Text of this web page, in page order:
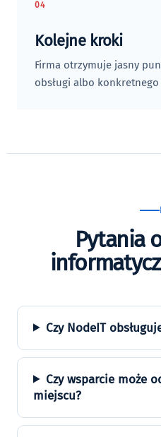
04
Kolejne kroki
Firma otrzymuje jasny
obsługi albo konkretnego
Pytania
Czy NodeIT
Czy wsparcie może
miejscu?